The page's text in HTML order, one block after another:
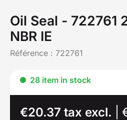
Oil Seal - 722761
NBR IE
Référence : 722761
28 item in stock
€20.37 tax excl.